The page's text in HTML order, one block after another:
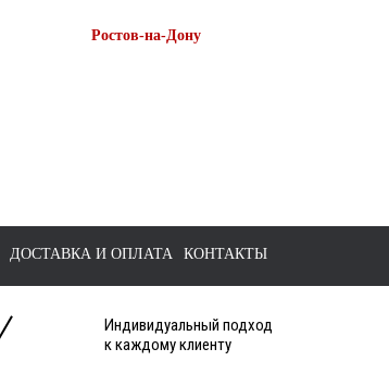
Ростов-на-Дону
ДОСТАВКА И ОПЛАТА КОНТАКТЫ
Индивидуальный подход
к каждому клиенту